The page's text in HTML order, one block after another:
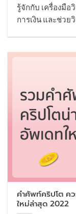
รู้จักกับ เครื่องมือ
การเงิน และช่วย
คำศัพท์คริปโต ค
ใหม่ล่าสุด 2022